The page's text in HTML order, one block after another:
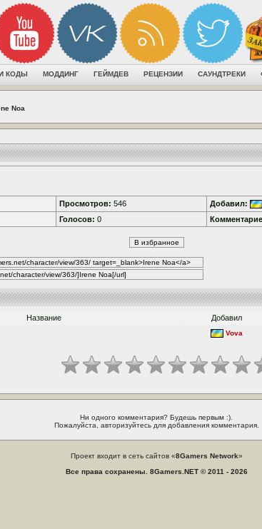
КОДЫ МОДДИНГ ГЕЙМДЕВ РЕЦЕНЗИИ САУНДТРЕКИ
Noa
Просмотров: 546 Добавил:
Голосов: 0
Название Добавил
Vova
Ни одного комментария? Будешь первым :).
Пожалуйста, авторизуйтесь для добавления комментария.
Проект входит в сеть сайтов «8Gamers Network»
Все права сохранены. 8Gamers.NET © 2011 - 2026